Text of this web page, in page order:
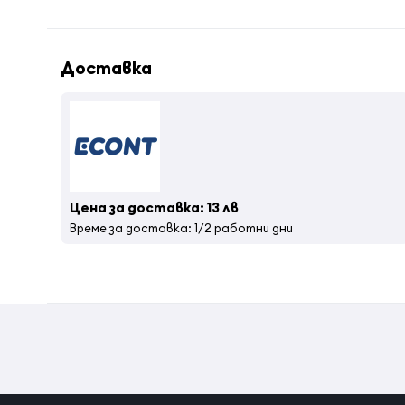
Нанеси средно количество одеколон на ръката,
Доставка
Цена за доставка: 13 лв
Време за доставка: 1/2 работни дни